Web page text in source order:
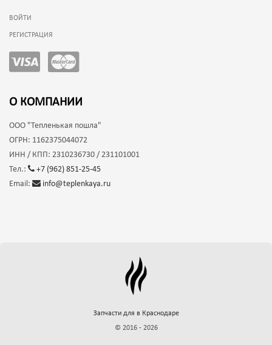
ВОЙТИ
РЕГИСТРАЦИЯ
О КОМПАНИИ
ООО "Тепленькая пошла"
ОГРН: 1162375044072
ИНН / КПП: 2310236730 / 231101001
Тел.:
+7 (962) 851-25-45
Email:
info@teplenkaya.ru
Запчасти для в Краснодаре
© 2016 - 2026